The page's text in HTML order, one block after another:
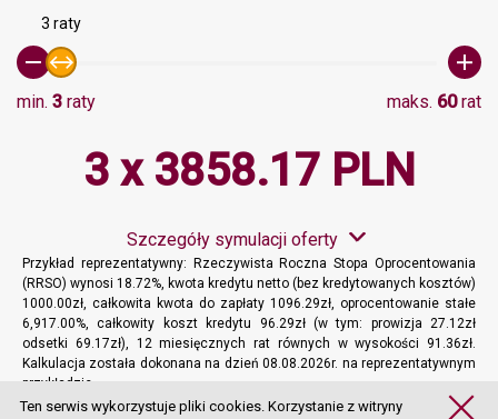
3 raty
min. 3 raty maks. 60rat
3 x 3858.17 PLN
Szczegóły symulacji oferty
Przykład reprezentatywny: Rzeczywista Roczna Stopa Oprocentowania
(RRSO) wynosi 18.72%, kwota kredytu netto (bez kredytowanych kosztów)
1000.00zł, całkowita kwota do zapłaty 1096.29zł, oprocentowanie stałe
6,917.00%, całkowity koszt kredytu 96.29zł (w tym: prowizja 27.12zł
odsetki 69.17zł), 12 miesięcznych rat równych w wysokości 91.36zł.
Kalkulacja została dokonana na dzień 08.08.2026r. na reprezentatywnym
przykładzie.
Więcej informacji
Ten serwis wykorzystuje pliki cookies. Korzystanie z witryny